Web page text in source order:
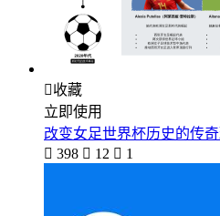
收藏
立即使用
改变女足世界杯历史的传
 398  12  1